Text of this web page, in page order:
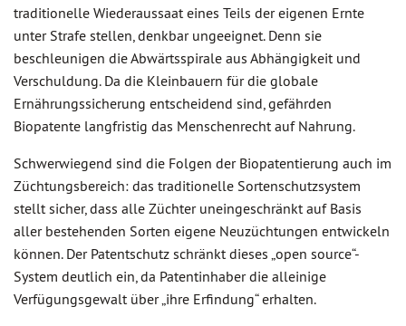
traditionelle Wiederaussaat eines Teils der eigenen Ernte
unter Strafe stellen, denkbar ungeeignet. Denn sie
beschleunigen die Abwärtsspirale aus Abhängigkeit und
Verschuldung. Da die Kleinbauern für die globale
Ernährungssicherung entscheidend sind, gefährden
Biopatente langfristig das Menschenrecht auf Nahrung.
Schwerwiegend sind die Folgen der Biopatentierung auch im
Züchtungsbereich: das traditionelle Sortenschutzsystem
stellt sicher, dass alle Züchter uneingeschränkt auf Basis
aller bestehenden Sorten eigene Neuzüchtungen entwickeln
können. Der Patentschutz schränkt dieses „open source“-
System deutlich ein, da Patentinhaber die alleinige
Verfügungsgewalt über „ihre Erfindung“ erhalten.